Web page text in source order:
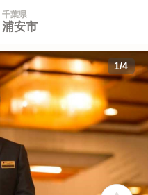
千葉県
浦安市
1/4